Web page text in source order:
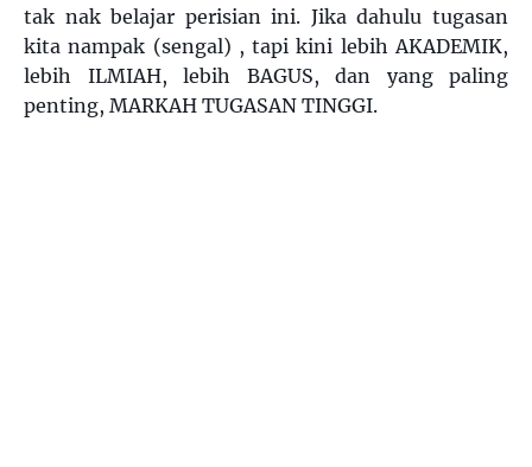
tak nak belajar perisian ini. Jika dahulu tugasan
kita nampak (sengal) , tapi kini lebih AKADEMIK,
lebih ILMIAH, lebih BAGUS, dan yang paling
penting, MARKAH TUGASAN TINGGI.